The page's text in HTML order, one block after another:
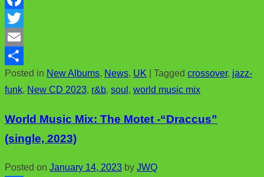
F
a
c
e
b
T
w
i
t
E
m
a
S
h
Posted in New Albums, News, UK Tagged crossover, jazz-
funk, New CD 2023, r&b, soul , world music mix
World Music Mix: The Motet -“Draccus”
(single, 2023)
Posted on January 14, 2023 by JWQ